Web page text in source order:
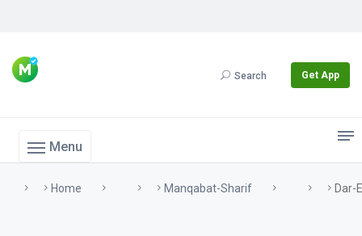
Search Get App
Menu
Home Manqabat-Sharif Dar-